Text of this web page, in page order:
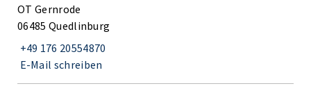
OT Gernrode
06485 Quedlinburg
+49 176 20554870
E-Mail schreiben